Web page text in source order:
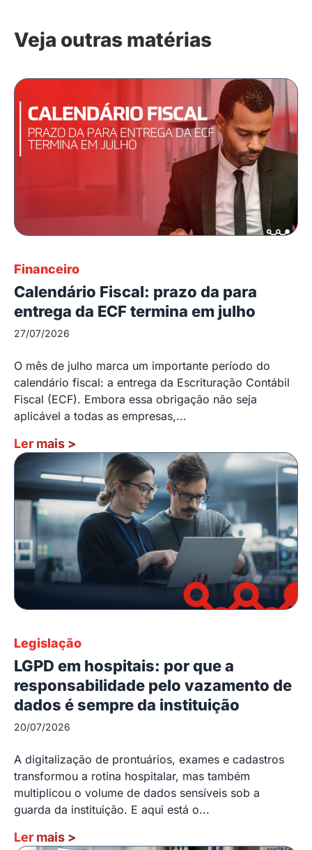
Veja outras matérias
Financeiro
Calendário Fiscal: prazo da para
entrega da ECF termina em julho
27/07/2026
O mês de julho marca um importante período do
calendário fiscal: a entrega da Escrituração Contábil
Fiscal (ECF). Embora essa obrigação não seja
aplicável a todas as empresas,...
Ler mais >
Legislação
LGPD em hospitais: por que a
responsabilidade pelo vazamento de
dados é sempre da instituição
20/07/2026
A digitalização de prontuários, exames e cadastros
transformou a rotina hospitalar, mas também
multiplicou o volume de dados sensíveis sob a
guarda da instituição. E aqui está o...
Ler mais >